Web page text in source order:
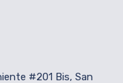
#201 Bis, San